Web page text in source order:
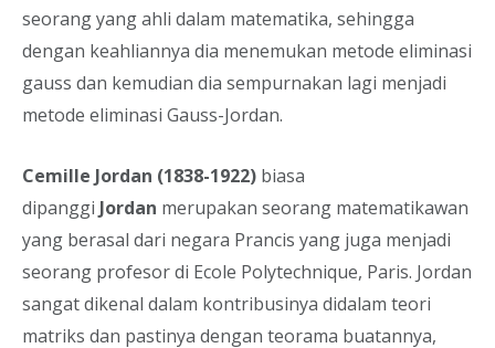
seorang yang ahli dalam matematika, sehingga
dengan keahliannya dia menemukan metode eliminasi
gauss dan kemudian dia sempurnakan lagi menjadi
metode eliminasi Gauss-Jordan.
Cemille Jordan (1838-1922) biasa
dipanggi Jordan merupakan seorang matematikawan
yang berasal dari negara Prancis yang juga menjadi
seorang profesor di Ecole Polytechnique, Paris. Jordan
sangat dikenal dalam kontribusinya didalam teori
matriks dan pastinya dengan teorama buatannya,